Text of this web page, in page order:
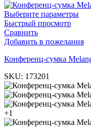
Выберите параметры
Быстрый просмотр
Сравнить
Добавить в пожелания
Конференц-сумка
SKU: 173201
+1